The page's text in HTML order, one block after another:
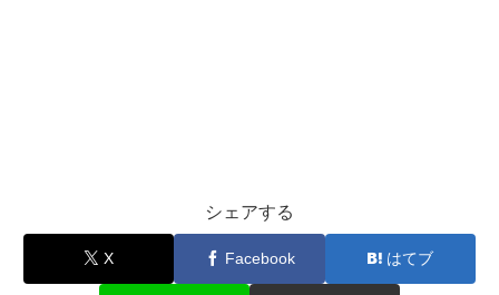
シェアする
X Facebook はてブ